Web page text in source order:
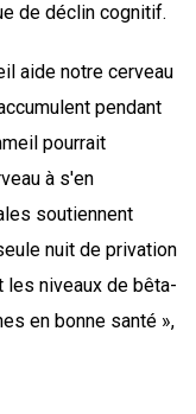
de déclin cognitif.
aide notre cerveau
pendant
pourrait
à s'en
soutiennent
nuit de privation
les niveaux de bêta-
en bonne santé »,